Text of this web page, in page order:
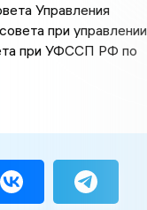
Управления
при управлении
при УФССП РФ по